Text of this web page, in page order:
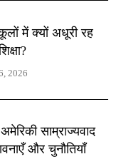
में क्यों अधूरी रह
2026
साम्राज्यवाद
और चुनौतियाँ